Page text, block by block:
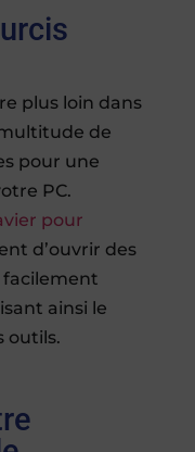
plus loin dans
de
pour une
PC.
pour
d’ouvrir des
facilement
ainsi le
outils.